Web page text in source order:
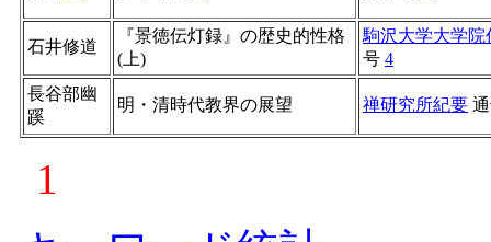
石井修道
『景徳伝灯録』の歴史的性格
(上)
駒沢大学大学
号 4
長谷部幽
蹊
明・清時代教界の展望 禅研究所紀要
1